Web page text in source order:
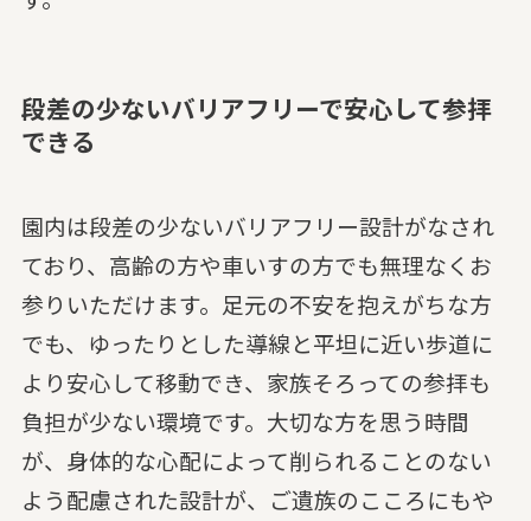
段差の少ないバリアフリーで安心して参拝
できる
園内は段差の少ないバリアフリー設計がなされ
ており、高齢の方や車いすの方でも無理なくお
参りいただけます。足元の不安を抱えがちな方
でも、ゆったりとした導線と平坦に近い歩道に
より安心して移動でき、家族そろっての参拝も
負担が少ない環境です。大切な方を思う時間
が、身体的な心配によって削られることのない
よう配慮された設計が、ご遺族のこころにもや